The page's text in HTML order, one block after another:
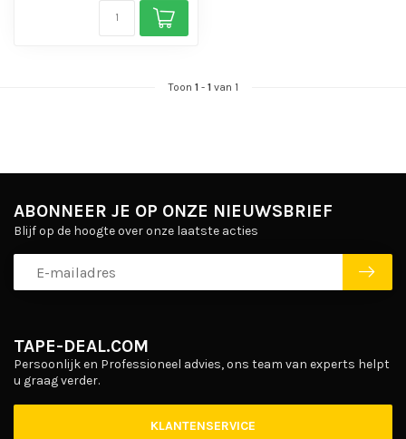
Toon 1- 1van 1
TAPE-DEAL.COM
Persoonlijk en Professioneel advies, ons team van experts helpt
u graag verder.
KLANTENSERVICE
ABONNEER JE OP ONZE NIEUWSBRIEF
Blijf op de hoogte over onze laatste acties